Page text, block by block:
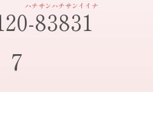
ハチサンハチサンイイナ
83831
7